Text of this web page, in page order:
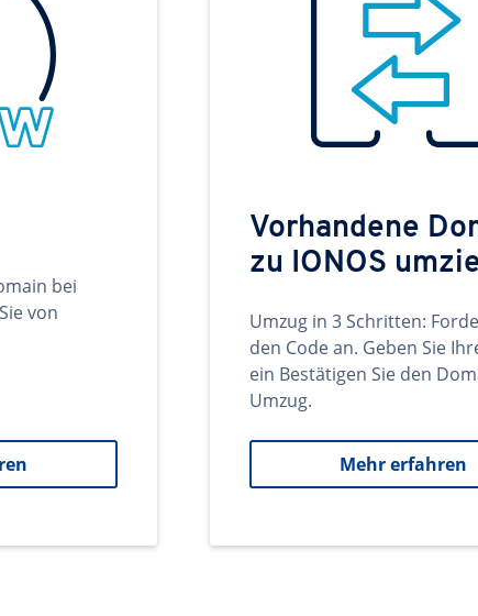
bei
von
Vorhandene
zu IONOS
Umzug in 3 Schritten:
den Code an. Geben Sie
ein Bestätigen Sie den
Umzug.
Mehr erfahren